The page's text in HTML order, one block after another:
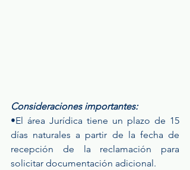
Consideraciones importantes:
•El área Jurídica tiene un plazo de 15
días naturales a partir de la fecha de
recepción de la reclamación para
solicitar documentación adicional.